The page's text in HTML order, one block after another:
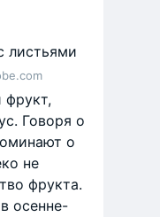
фрукт,
Говоря о
о
не
фрукта.
осенне-